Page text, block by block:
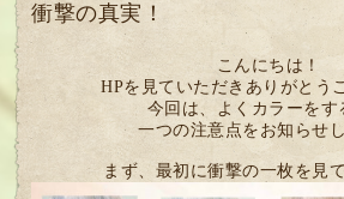
衝撃の真実！
こんにちは！
HPを見ていただきありがとう
今回は、よくカラーをす
一つの注意点をお知らせし
まず、最初に衝撃の一枚を見